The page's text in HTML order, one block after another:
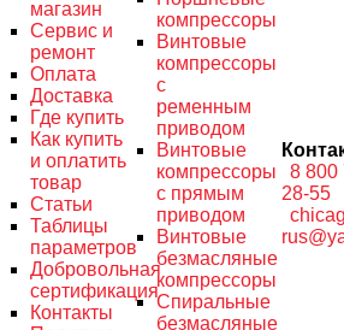
магазин
Сервис и
ремонт
Оплата
Доставка
Где купить
Как купить
и оплатить
товар
Статьи
Таблицы
параметров
Добровольная
сертификация
Контакты
компрессоры
Винтовые
компрессоры
с
ременным
приводом
Винтовые
компрессоры
с прямым
приводом
Винтовые
безмасляные
компрессоры
Спиральные
безмасляные
8 800
28-55